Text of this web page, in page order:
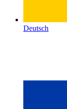
Deutsch